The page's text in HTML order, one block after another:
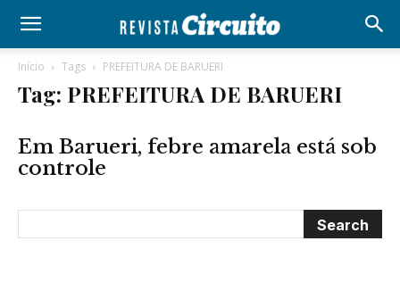
Início Tags PREFEITURA DE BARUERI
Tag: PREFEITURA DE BARUERI
Em Barueri, febre amarela está sob
controle